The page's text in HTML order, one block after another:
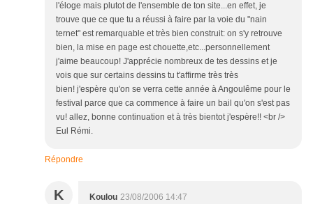
l'éloge mais plutot de l'ensemble de ton site...en effet, je
trouve que ce que tu a réussi à faire par la voie du "nain
ternet" est remarquable et très bien construit: on s'y retrouve
bien, la mise en page est chouette,etc...personnellement
j'aime beaucoup! J'apprécie nombreux de tes dessins et je
vois que sur certains dessins tu t'affirme très très
bien! j'espère qu'on se verra cette année à Angoulême pour le
festival parce que ca commence à faire un bail qu'on s'est pas
vu! allez, bonne continuation et à très bientot j'espère!! <br />
Eul Rémi.
Répondre
K Koulou 23/08/2006 14:47